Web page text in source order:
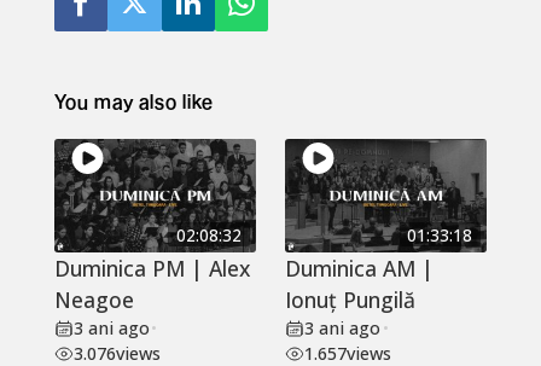
You may also like
02:08:32
Duminica PM | Alex
Neagoe
3 ani ago•
3.076views
01:33:18
Duminica AM |
Ionuț Pungilă
3 ani ago •
1.657views